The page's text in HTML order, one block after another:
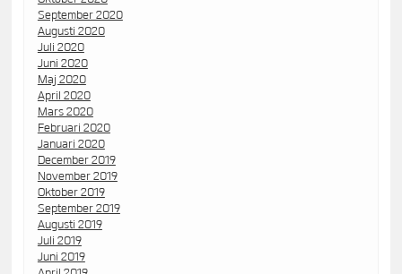
September 2020
Augusti 2020
Juli 2020
Juni 2020
Maj 2020
April 2020
Mars 2020
Februari 2020
Januari 2020
December 2019
November 2019
Oktober 2019
September 2019
Augusti 2019
Juli 2019
Juni 2019